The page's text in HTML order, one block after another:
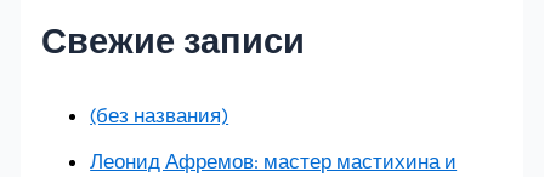
Свежие записи
(без названия)
Леонид Афремов: мастер мастихина и